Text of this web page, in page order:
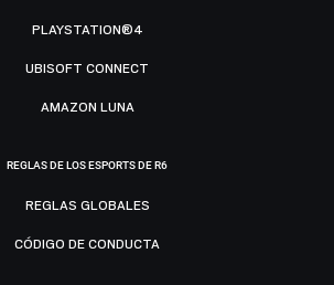
PLAYSTATION®4
UBISOFT CONNECT
AMAZON LUNA
REGLAS DE LOS ESPORTS DE R6
REGLAS GLOBALES
CÓDIGO DE CONDUCTA